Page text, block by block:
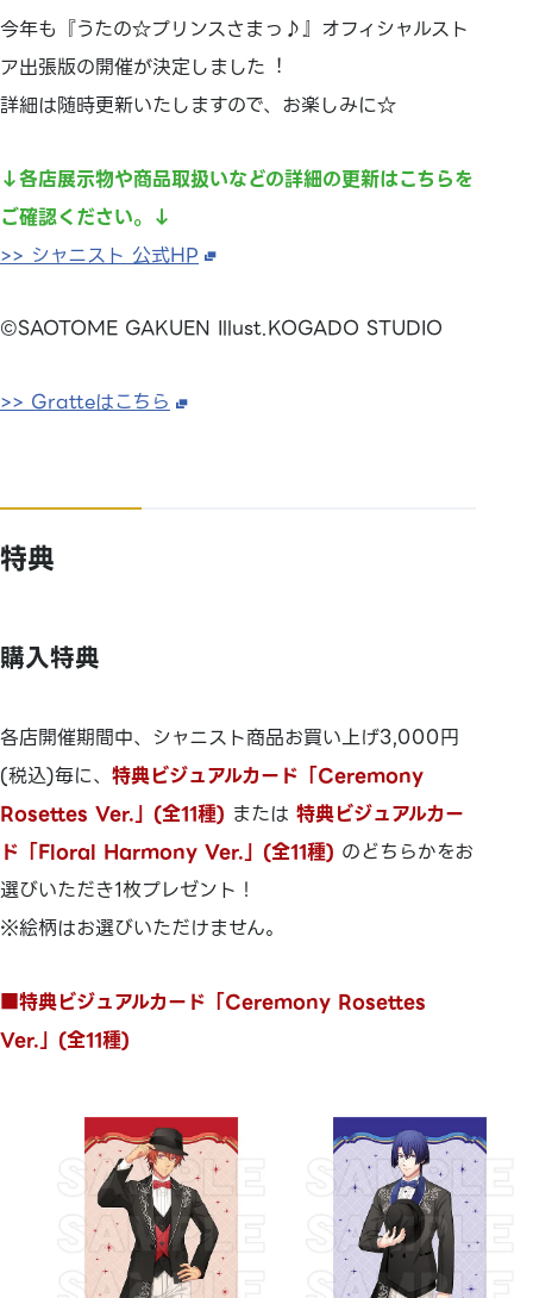
今年も『うたの☆プリンスさまっ♪』オフィシャルスト
ア出張版の開催が決定しました︕
詳細は随時更新いたしますので、お楽しみに☆
↓各店展示物や商品取扱いなどの詳細の更新はこちらを
ご確認ください。↓
>> シャニスト 公式HP
©SAOTOME GAKUEN Illust.KOGADO STUDIO
>> Gratteはこちら
特典
購入特典
各店開催期間中、シャニスト商品お買い上げ3,000円
(税込)毎に、 特典ビジュアルカード「Ceremony
Rosettes Ver.」(全11種) または 特典ビジュアルカー
ド「Floral Harmony Ver.」(全11種) のどちらかをお
選びいただき1枚プレゼント！
※絵柄はお選びいただけません。
■特典ビジュアルカード「Ceremony Rosettes
Ver.」(全11種)